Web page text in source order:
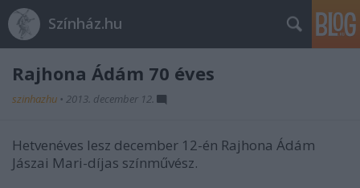
Színház.hu
Rajhona Ádám 70 éves
szinhazhu • 2013. december 12.
Hetvenéves lesz december 12-én Rajhona Ádám
Jászai Mari-díjas színművész.